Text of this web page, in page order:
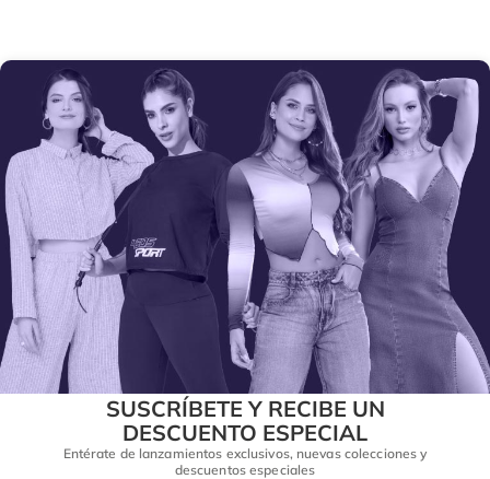
SUSCRÍBETE Y RECIBE UN
DESCUENTO ESPECIAL
Entérate de lanzamientos exclusivos, nuevas colecciones y
descuentos especiales